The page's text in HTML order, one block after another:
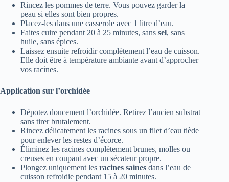
Rincez les pommes de terre. Vous pouvez garder la
peau si elles sont bien propres.
Placez-les dans une casserole avec 1 litre d’eau.
Faites cuire pendant 20 à 25 minutes, sans sel, sans
huile, sans épices.
Laissez ensuite refroidir complètement l’eau de cuisson.
Elle doit être à température ambiante avant d’approcher
vos racines.
Application sur l’orchidée
Dépotez doucement l’orchidée. Retirez l’ancien substrat
sans tirer brutalement.
Rincez délicatement les racines sous un filet d’eau tiède
pour enlever les restes d’écorce.
Éliminez les racines complètement brunes, molles ou
creuses en coupant avec un sécateur propre.
Plongez uniquement les racines saines dans l’eau de
cuisson refroidie pendant 15 à 20 minutes.